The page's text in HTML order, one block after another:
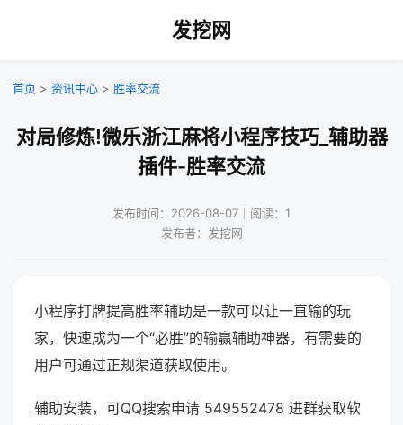
发挖网
首页 > 资讯中心 > 胜率交流
对局修炼!微乐浙江麻将小程序技巧_辅助器
插件-胜率交流
发布时间：2026-08-07｜阅读：1
发布者：发挖网
小程序打牌提高胜率辅助是一款可以让一直输的玩
家，快速成为一个“必胜”的输赢辅助神器，有需要的
用户可通过正规渠道获取使用。
辅助安装，可QQ搜索申请 549552478 进群获取软